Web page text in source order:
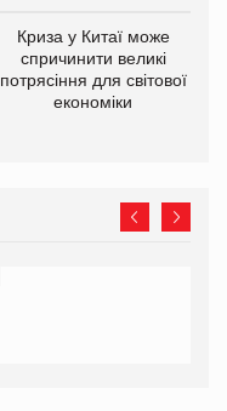
Криза у Китаї може
спричинити великі
потрясіння для світової
економіки